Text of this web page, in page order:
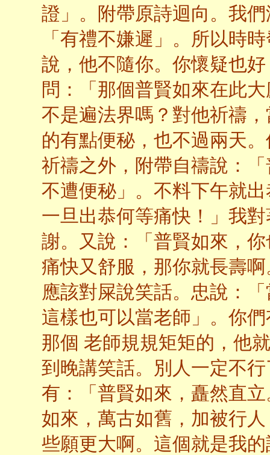
證」。附帶原詩迴向。我
「有禮不嫌遲」。所以時
說，他不隨你。你懷疑也
問：「那個普賢如來在此
不是遍法界嗎？對他祈禱
的有點便秘，也不過兩天
祈禱之外，附帶自禱說：
不遭便秘」。不料下午就
一旦出恭何等痛快！」我
謝。又說：「普賢如來，
痛快又舒服，那你就長壽
應該對屎說笑話。忠說：
這樣也可以當老師」。你
那個 老師規規矩矩的，他
到晚講笑話。別人一定不
有：「普賢如來，矗然直
如來，萬古如舊，加被行
些願更大啊。這個就是我